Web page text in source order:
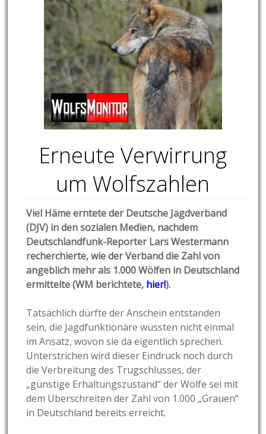
Erneute Verwirrung
um Wolfszahlen
Viel Häme erntete der Deutsche Jagdverband
(DJV) in den sozialen Medien, nachdem
Deutschlandfunk-Reporter Lars Westermann
recherchierte, wie der Verband die Zahl von
angeblich mehr als 1.000 Wölfen in Deutschland
ermittelte (WM berichtete, hier!).
Tatsächlich dürfte der Anschein entstanden
sein, die Jagdfunktionäre wüssten nicht einmal
im Ansatz, wovon sie da eigentlich sprechen.
Unterstrichen wird dieser Eindruck noch durch
die Verbreitung des Trugschlusses, der
„günstige Erhaltungszustand“ der Wölfe sei mit
dem Überschreiten der Zahl von 1.000 „Grauen“
in Deutschland bereits erreicht.